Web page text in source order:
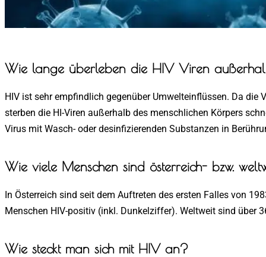
Wie lange überleben die HIV Viren
HIV ist sehr empfindlich gegenüber Umwelteinflüssen. Da
sterben die HI-Viren außerhalb des menschlichen Körpers
Virus mit Wasch- oder desinfizierenden Substanzen in
Wie viele Menschen sind österreich- bzw.
In Österreich sind seit dem Auftreten des ersten Falles von
Menschen HIV-positiv (inkl. Dunkelziffer). Weltweit sind über
Wie steckt man sich mit HIV an?